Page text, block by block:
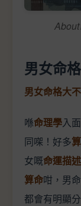
男女命
男女命格大
喺命理學入
同㗎！好多
女嘅命運描述
算命咁，男
都會有明顯